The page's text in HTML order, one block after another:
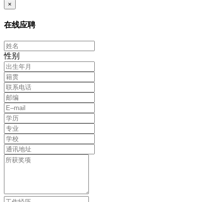
×
在线应聘
性别